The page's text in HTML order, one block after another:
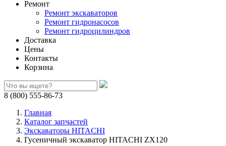
Ремонт
Ремонт экскаваторов
Ремонт гидронасосов
Ремонт гидроцилиндров
Доставка
Цены
Контакты
Корзина
8 (800) 555-86-73
Главная
Каталог запчастей
Экскаваторы HITACHI
Гусеничный экскаватор HITACHI ZX120